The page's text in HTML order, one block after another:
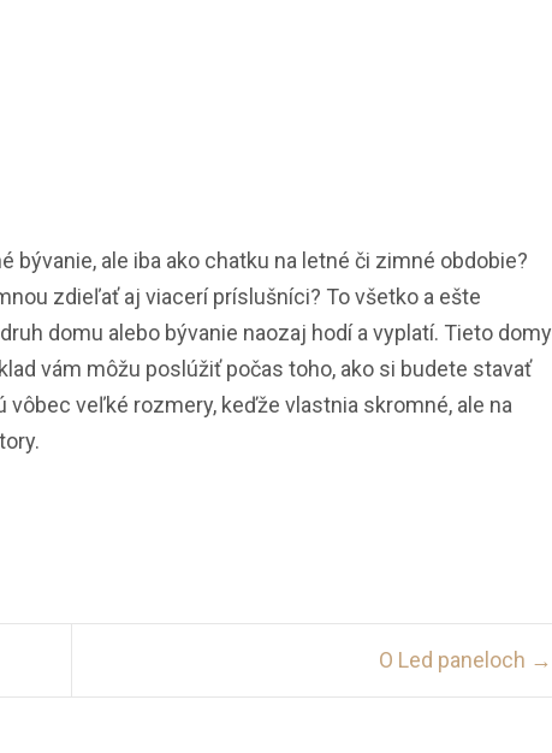
bývanie, ale iba ako chatku na letné či zimné obdobie?
zdieľať aj viacerí príslušníci? To všetko a ešte
domu alebo bývanie naozaj hodí a vyplatí. Tieto domy
vám môžu poslúžiť počas toho, ako si budete stavať
veľké rozmery, keďže vlastnia skromné, ale na
O Led paneloch →